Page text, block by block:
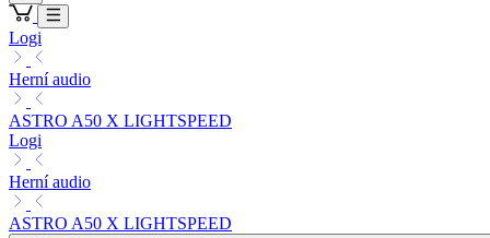
Logi
Herní audio
ASTRO A50 X LIGHTSPEED
Logi
Herní audio
ASTRO A50 X LIGHTSPEED